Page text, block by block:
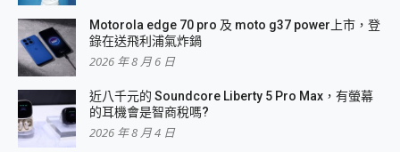
Motorola edge 70 pro 及 moto g37 power上市，登
錄在送飛利浦氣炸鍋
2026 年 8 月 6 日
近八千元的 Soundcore Liberty 5 Pro Max，有螢幕
的耳機會是智商稅嗎?
2026 年 8 月 4 日